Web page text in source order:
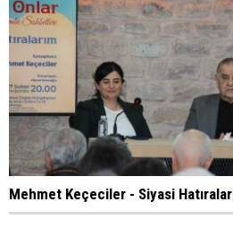
Mehmet Keçeciler - Siyasi